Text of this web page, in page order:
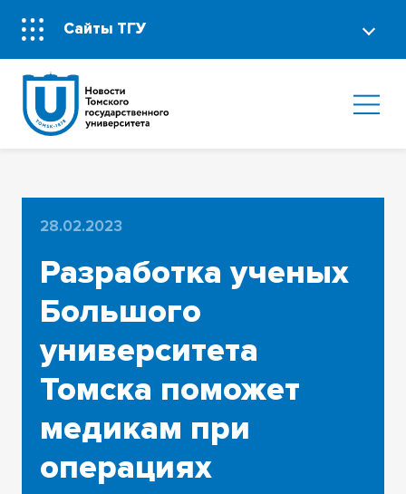
Сайты ТГУ
28.02.2023
Разработка ученых
Большого
университета
Томска поможет
медикам при
операциях